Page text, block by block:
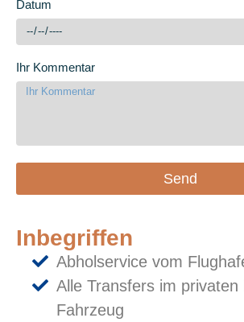
Datum
Ihr Kommentar
Send
Inbegriffen
Abholservice vom
Alle Transfers im privaten
Fahrzeug